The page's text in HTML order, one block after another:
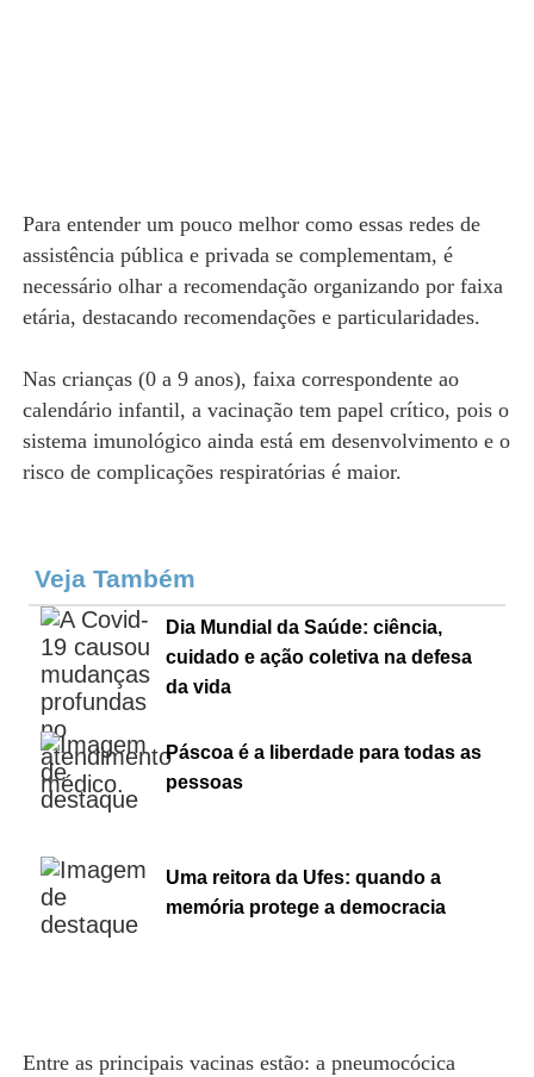
Para entender um pouco melhor como essas redes de
assistência pública e privada se complementam, é
necessário olhar a recomendação organizando por faixa
etária, destacando recomendações e particularidades.
Nas crianças (0 a 9 anos), faixa correspondente ao
calendário infantil, a vacinação tem papel crítico, pois o
sistema imunológico ainda está em desenvolvimento e o
risco de complicações respiratórias é maior.
Veja Também
Dia Mundial da Saúde: ciência,
cuidado e ação coletiva na defesa
da vida
Páscoa é a liberdade para todas as
pessoas
Uma reitora da Ufes: quando a
memória protege a democracia
Entre as principais vacinas estão: a pneumocócica